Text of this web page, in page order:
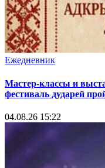
Ежедневник
Мастер-классы и
фестиваль дударей
04.08.26 15:22